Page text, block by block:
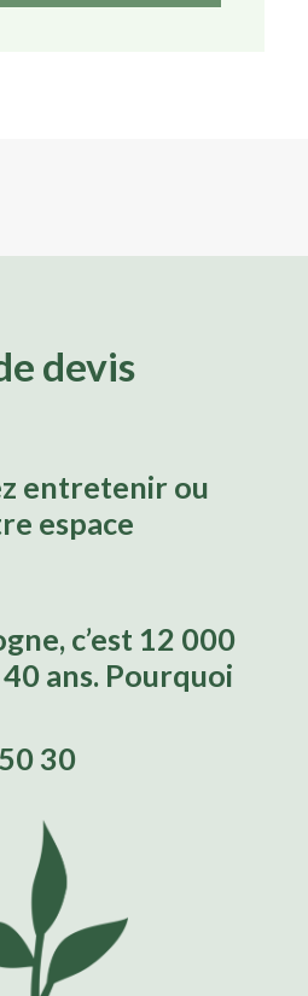
devis
entretenir ou
espace
c’est 12 000
ans. Pourquoi
30